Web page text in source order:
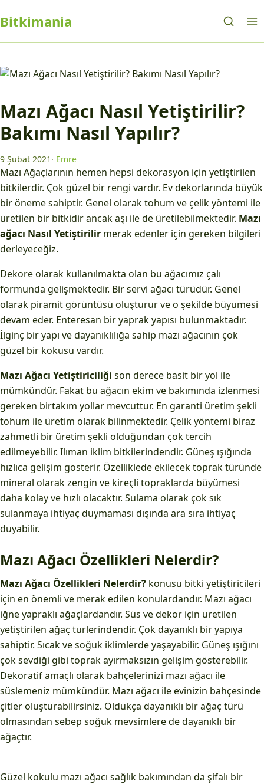
Bitkimania
Mazı Ağacı Nasıl Yetiştirilir?
Bakımı Nasıl Yapılır?
9 Şubat 2021 · Emre
Mazı Ağaçlarının hemen hepsi dekorasyon için yetiştirilen
bitkilerdir. Çok güzel bir rengi vardır. Ev dekorlarında büyük
bir öneme sahiptir. Genel olarak tohum ve çelik yöntemi ile
üretilen bir bitkidir ancak aşı ile de üretilebilmektedir. Mazı
ağacı Nasıl Yetiştirilir merak edenler için gereken bilgileri
derleyeceğiz.
Dekore olarak kullanılmakta olan bu ağacımız çalı
formunda gelişmektedir. Bir servi ağacı türüdür. Genel
olarak piramit görüntüsü oluşturur ve o şekilde büyümesi
devam eder. Enteresan bir yaprak yapısı bulunmaktadır.
İlginç bir yapı ve dayanıklılığa sahip mazı ağacının çok
güzel bir kokusu vardır.
Mazı Ağacı Yetiştiriciliği son derece basit bir yol ile
mümkündür. Fakat bu ağacın ekim ve bakımında izlenmesi
gereken birtakım yollar mevcuttur. En garanti üretim şekli
tohum ile üretim olarak bilinmektedir. Çelik yöntemi biraz
zahmetli bir üretim şekli olduğundan çok tercih
edilmeyebilir. Ilıman iklim bitkilerindendir. Güneş ışığında
hızlıca gelişim gösterir. Özelliklede ekilecek toprak türünde
mineral olarak zengin ve kireçli topraklarda büyümesi
daha kolay ve hızlı olacaktır. Sulama olarak çok sık
sulanmaya ihtiyaç duymaması dışında ara sıra ihtiyaç
duyabilir.
Mazı Ağacı Özellikleri Nelerdir?
Mazı Ağacı Özellikleri Nelerdir? konusu bitki yetiştiricileri
için en önemli ve merak edilen konulardandır. Mazı ağacı
iğne yapraklı ağaçlardandır. Süs ve dekor için üretilen
yetiştirilen ağaç türlerindendir. Çok dayanıklı bir yapıya
sahiptir. Sıcak ve soğuk iklimlerde yaşayabilir. Güneş ışığını
çok sevdiği gibi toprak ayırmaksızın gelişim gösterebilir.
Dekoratif amaçlı olarak bahçelerinizi mazı ağacı ile
süslemeniz mümkündür. Mazı ağacı ile evinizin bahçesinde
çitler oluşturabilirsiniz. Oldukça dayanıklı bir ağaç türü
olmasından sebep soğuk mevsimlere de dayanıklı bir
ağaçtır.
Güzel kokulu mazı ağacı sağlık bakımından da şifalı bir